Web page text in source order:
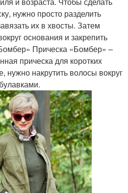
Волосы перед сбором
Волосы на работу
Волосы для свадьбы
нужно просто разделить
их в хвосты. Затем
основания и закрепить
Прическа «Бомбер» –
прическа для коротких
нужно накрутить волосы вокруг